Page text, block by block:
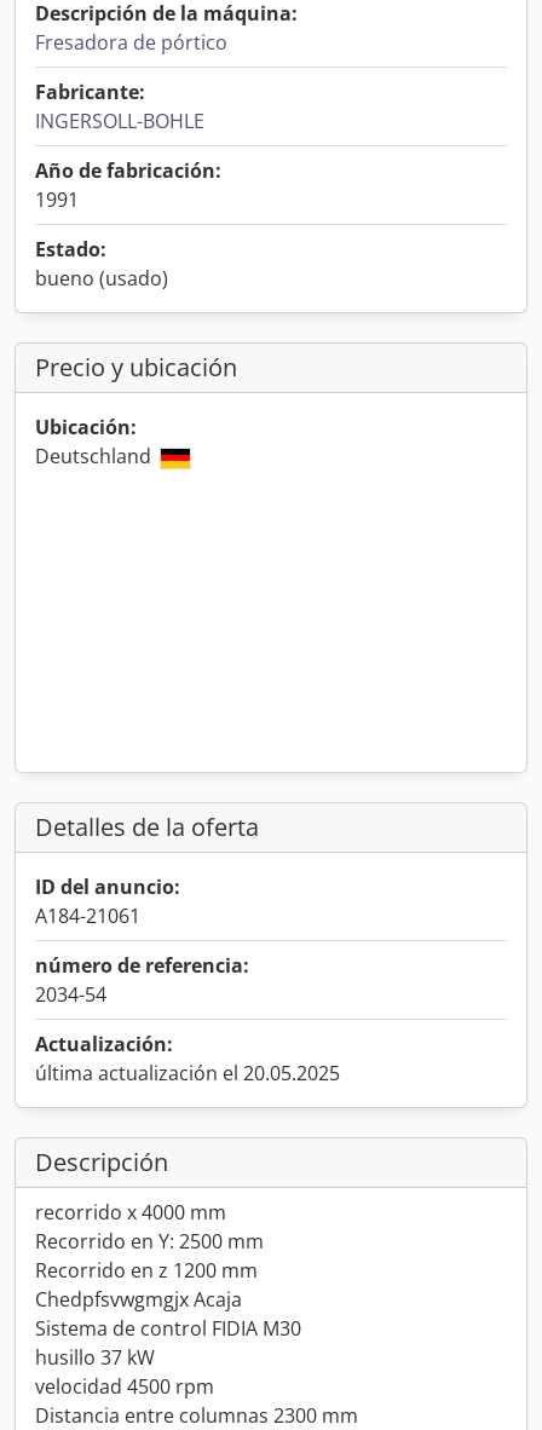
Descripción de la máquina:
Fresadora de pórtico
Fabricante:
INGERSOLL-BOHLE
Año de fabricación:
1991
Estado:
bueno (usado)
Precio y ubicación
Ubicación:
Deutschland
Detalles de la oferta
ID del anuncio:
A184-21061
número de referencia:
2034-54
Actualización:
última actualización el 20.05.2025
Descripción
recorrido x 4000 mm
Recorrido en Y: 2500 mm
Recorrido en z 1200 mm
Chedpfsvwgmgjx Acaja
Sistema de control FIDIA M30
husillo 37 kW
velocidad 4500 rpm
Distancia entre columnas 2300 mm